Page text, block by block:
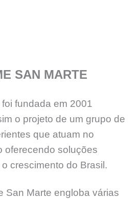
SAN MARTE
fundada em 2001
o projeto de um grupo de
que atuam no
oferecendo soluções
crescimento do Brasil.
San Marte engloba várias